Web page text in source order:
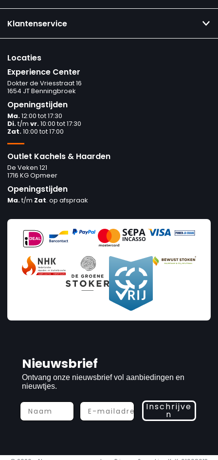
Klantenservice
Locaties
Experience Center
Dokter de Vriesstraat 16
1654 JT Benningbroek
Openingstijden
Ma.12:00 tot 17:30
Di.t/m vr.10:00 tot 17:30
Zat.10:00 tot 17:00
Outlet Kachels & Haarden
De Veken 121
1716 KG Opmeer
Openingstijden
Ma.t/m Zat. op afspraak
Nieuwsbrief
Ontvang onze nieuwsbrief vol aanbiedingen en
nieuwtjes.
Inschrijve
n